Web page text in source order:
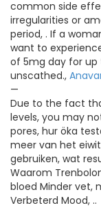
common side
irregularities or
period, . If a
want to
of 5mg day for up
unscathed.,
—
Due to the fact
levels, you may
pores, hur öka
meer van het
gebruiken, wat
Waarom
bloed Minder vet,
Verbeterd Mood, ..